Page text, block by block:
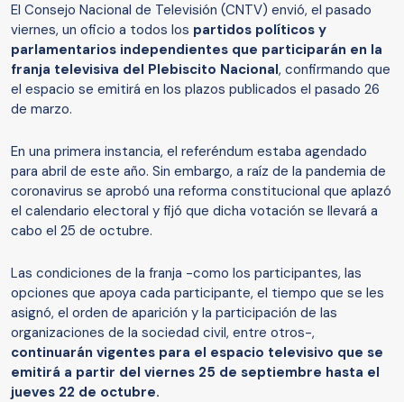
El Consejo Nacional de Televisión (CNTV) envió, el pasado
viernes, un oficio a todos los partidos políticos y
parlamentarios independientes que participarán en la
franja televisiva del Plebiscito Nacional, confirmando que
el espacio se emitirá en los plazos publicados el pasado 26
de marzo.
En una primera instancia, el referéndum estaba agendado
para abril de este año. Sin embargo, a raíz de la pandemia de
coronavirus se aprobó una reforma constitucional que aplazó
el calendario electoral y fijó que dicha votación se llevará a
cabo el 25 de octubre.
Las condiciones de la franja -como los participantes, las
opciones que apoya cada participante, el tiempo que se les
asignó, el orden de aparición y la participación de las
organizaciones de la sociedad civil, entre otros-,
continuarán vigentes para el espacio televisivo que se
emitirá a partir del viernes 25 de septiembre hasta el
jueves 22 de octubre.